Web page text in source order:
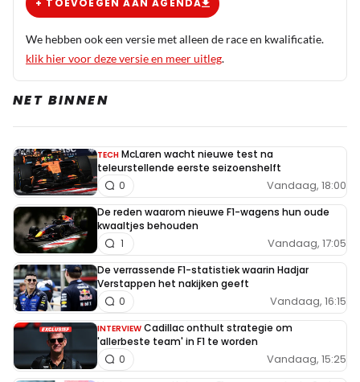
+ TOEVOEGEN AAN AGENDA
We hebben ook een versie met alleen de race en kwalificatie.
klik hier voor deze versie en meer uitleg.
NET BINNEN
TECH McLaren wacht nieuwe test na
teleurstellende eerste seizoenshelft
Vandaag, 18:00
0
De reden waarom nieuwe F1-wagens hun oude
kwaaltjes behouden
Vandaag, 17:05
1
De verrassende F1-statistiek waarin Hadjar
Verstappen het nakijken geeft
Vandaag, 16:15
0
INTERVIEW Cadillac onthult strategie om
'allerbeste team' in F1 te worden
Vandaag, 15:25
0